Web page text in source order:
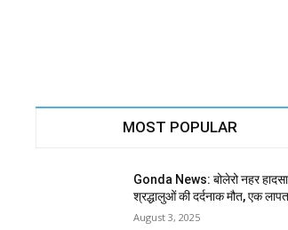
MOST POPULAR
Gonda News: बोलेरो नहर
श्रद्धालुओं की दर्दनाक मौत, एक
August 3, 2025